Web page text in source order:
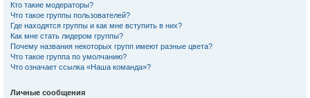
Кто такие модераторы?
Что такое группы пользователей?
Где находятся группы и как мне вступить в них?
Как мне стать лидером группы?
Почему названия некоторых групп имеют разные цвета?
Что такое группа по умолчанию?
Что означает ссылка «Наша команда»?
Личные сообщения